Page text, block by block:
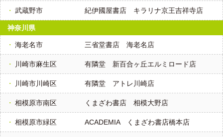
武蔵野市 紀伊國屋書店 キラリナ京王吉祥寺店
神奈川県
海老名市 三省堂書店 海老名店
川崎市麻生区 有隣堂 新百合ヶ丘エルミロード店
川崎市川崎区 有隣堂 アトレ川崎店
相模原市南区 くまざわ書店 相模大野店
相模原市緑区 ACADEMIA くまざわ書店橋本店